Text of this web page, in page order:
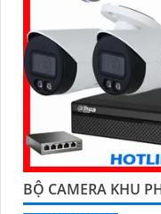
BỘ CAMERA KHU